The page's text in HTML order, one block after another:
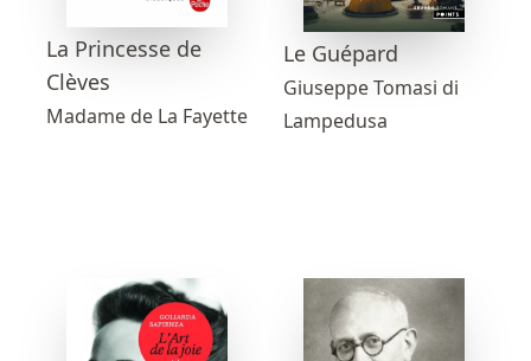
La Princesse de
Clèves
Madame de La Fayette
Le Guépard
Giuseppe Tomasi di
Lampedusa